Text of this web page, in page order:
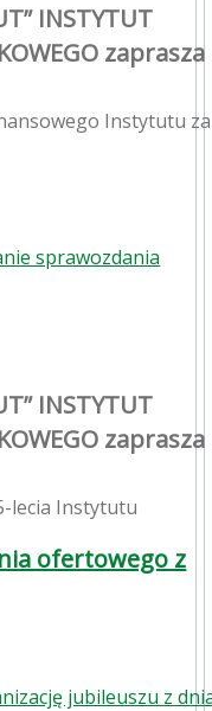
INSTYTUT
zaprasza
Instytutu za
sprawozdania
INSTYTUT
zaprasza
lecia Instytutu
ofertowego z
jubileuszu z